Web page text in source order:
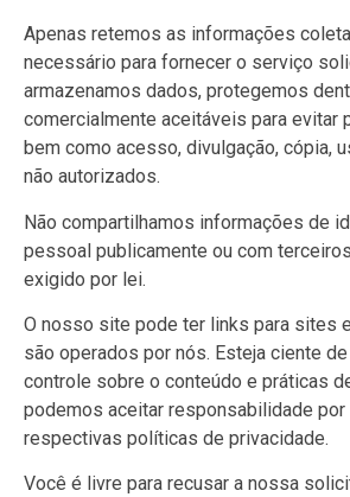
Apenas retemos as informações
necessário para fornecer o serviço
armazenamos dados, protegemos
comercialmente aceitáveis ​​para evitar
bem como acesso, divulgação, cópia,
não autorizados.
Não compartilhamos informações de
pessoal publicamente ou com
exigido por lei.
O nosso site pode ter links para sites
são operados por nós. Esteja ciente
controle sobre o conteúdo e práticas
podemos aceitar responsabilidade por
respectivas políticas de privacidade.
Você é livre para recusar a nossa